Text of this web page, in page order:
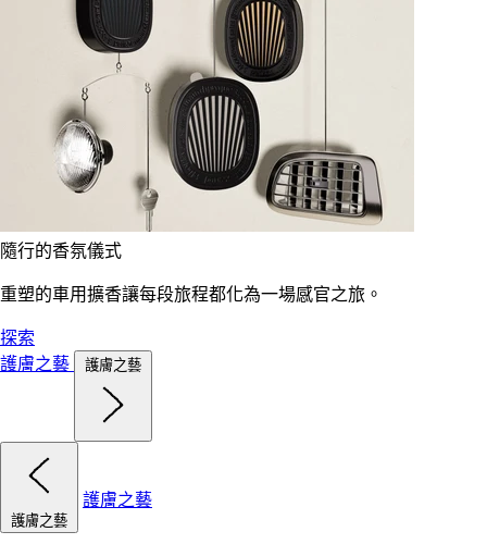
隨行的香氛儀式
重塑的車用擴香讓每段旅程都化為一場感官之旅。
探索
護膚之藝
護膚之藝
護膚之藝
護膚之藝